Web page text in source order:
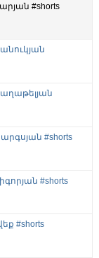
#shorts
#shorts
#shorts
#shorts